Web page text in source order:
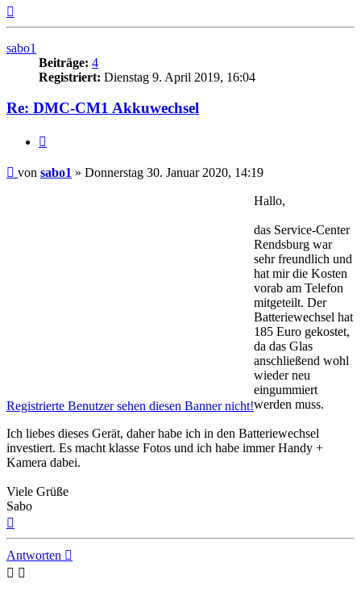
sabo1
Beiträge: 4
Registriert: Dienstag 9. April 2019, 16:04
Re: DMC-CM1 Akkuwechsel
Beitrag
von sabo1 » Donnerstag 30. Januar 2020, 14:19
Registrierte Benutzer sehen diesen Banner nicht!
Hallo,
das Service-Center
Rendsburg war
sehr freundlich und
hat mir die Kosten
vorab am Telefon
mitgeteilt. Der
Batteriewechsel hat
185 Euro gekostet,
da das Glas
anschließend wohl
wieder neu
eingummiert
werden muss.
Ich liebes dieses Gerät, daher habe ich in den Batteriewechsel
investiert. Es macht klasse Fotos und ich habe immer Handy +
Kamera dabei.
Viele Grüße
Sabo
Antworten